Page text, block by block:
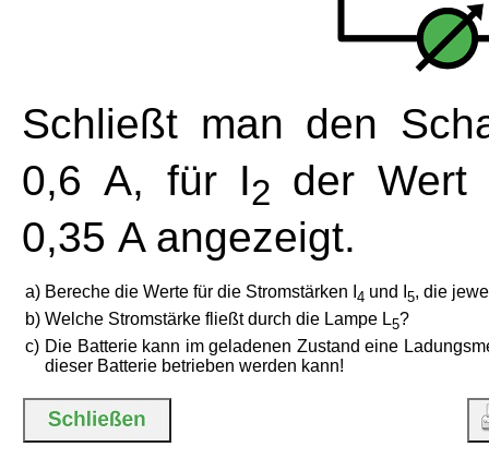
Schließt man den
0,6 A, für I2
der
0,35 A angezeigt.
a) Bereche die Werte für die Stromstärken I 4 und I 5, die
b) Welche Stromstärke fließt durch die Lampe L5?
c) Die Batterie kann im geladenen Zustand eine
dieser Batterie betrieben werden kann!